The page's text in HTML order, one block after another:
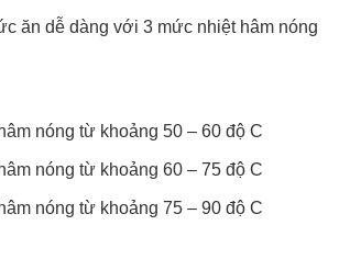
ăn dễ dàng với 3 mức nhiệt hâm nóng
nóng từ khoảng 50 – 60 độ C
nóng từ khoảng 60 – 75 độ C
nóng từ khoảng 75 – 90 độ C